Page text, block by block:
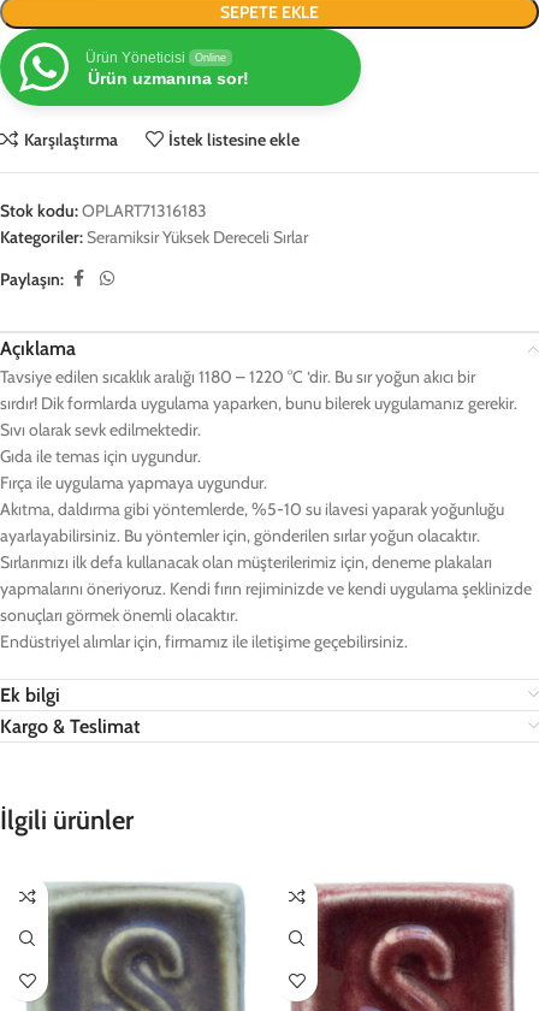
SEPETE EKLE
Ürün Yöneticisi Online
Ürün uzmanına sor!
Karşılaştırma İstek listesine ekle
Stok kodu:OPLART71316183
Kategoriler:Seramiksir Yüksek Dereceli Sırlar
Paylaşın:
Açıklama
Tavsiye edilen sıcaklık aralığı 1180 – 1220 °C ‘dir. Bu sır yoğun akıcı bir
sırdır! Dik formlarda uygulama yaparken, bunu bilerek uygulamanız gerekir.
Sıvı olarak sevk edilmektedir.
Gıda ile temas için uygundur.
Fırça ile uygulama yapmaya uygundur.
Akıtma, daldırma gibi yöntemlerde, %5-10 su ilavesi yaparak yoğunluğu
ayarlayabilirsiniz. Bu yöntemler için, gönderilen sırlar yoğun olacaktır.
Sırlarımızı ilk defa kullanacak olan müşterilerimiz için, deneme plakaları
yapmalarını öneriyoruz. Kendi fırın rejiminizde ve kendi uygulama şeklinizde
sonuçları görmek önemli olacaktır.
Endüstriyel alımlar için, firmamız ile iletişime geçebilirsiniz.
Ek bilgi
Kargo & Teslimat
İlgili ürünler